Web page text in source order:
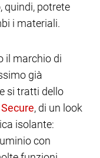
quindi, potrete
i materiali.
il marchio di
già
si tratti dello
, di un look
isolante:
con